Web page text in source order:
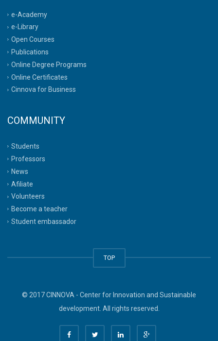
e-Academy
e-Library
Open Courses
Publications
Online Degree Programs
Online Certificates
Cinnova for Business
COMMUNITY
Students
Professors
News
Afiliate
Volunteers
Become a teacher
Student embassador
TOP
© 2017 CINNOVA - Center for Innovation and Sustainable
development. All rights reserved.